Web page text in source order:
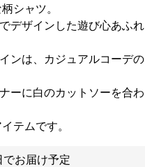
シャツ。
デザインした遊び心あふれ
ンは、カジュアルコーデの
ーに白のカットソーを合わ
テムです。
でお届け予定